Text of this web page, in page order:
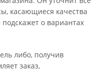
касающиеся качества
о вариантах
либо, получив
заказ,